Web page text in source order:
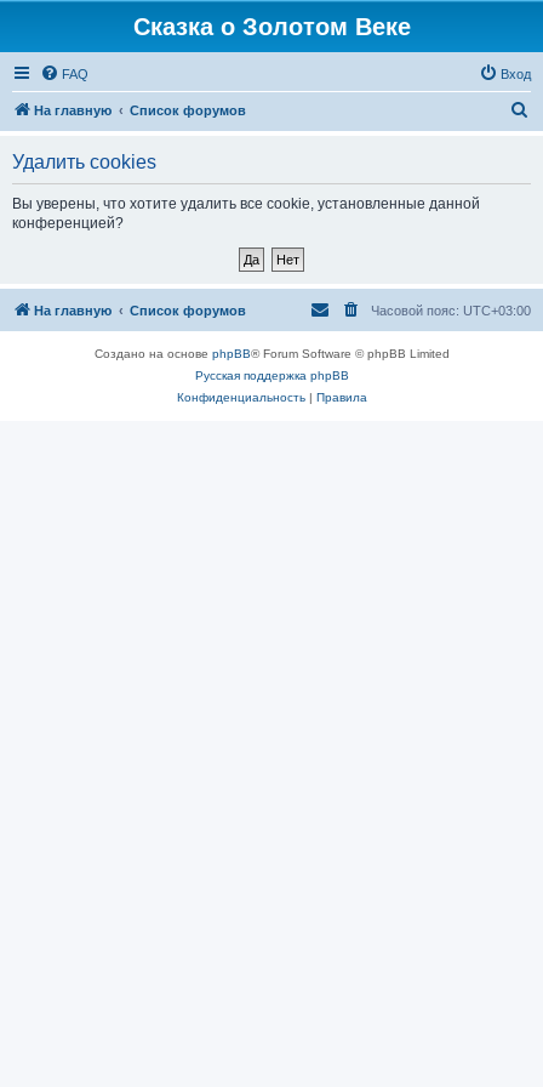
Сказка о Золотом Веке
FAQ Вход
На главную Список форумов
Удалить cookies
Вы уверены, что хотите удалить все cookie, установленные данной
конференцией?
На главную Список форумов Часовой пояс: UTC+03:00
Создано на основе phpBB® Forum Software © phpBB Limited
Русская поддержка phpBB
Конфиденциальность| Правила